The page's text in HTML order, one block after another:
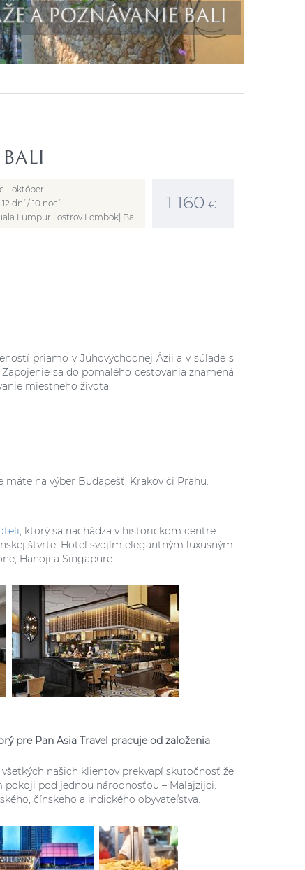
A POZNÁVANIE BALI
1 160 €
- október
12 dní / 10 nocí
Lumpur | ostrov Lombok| Bali
priamo v Juhovýchodnej Ázii a v súlade s
sa do pomalého cestovania znamená
miestneho života.
na výber Budapešť, Krakov či Prahu.
, ktorý sa nachádza v historickom centre
štvrte. Hotel svojím elegantným luxusným
Hanoji a Singapure.
pre Pan Asia Travel pracuje od založenia
našich klientov prekvapí skutočnosť že
pokoji pod jednou národnosťou – Malajzijci.
čínskeho a indického obyvateľstva.